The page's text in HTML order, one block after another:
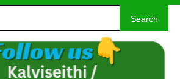
Search